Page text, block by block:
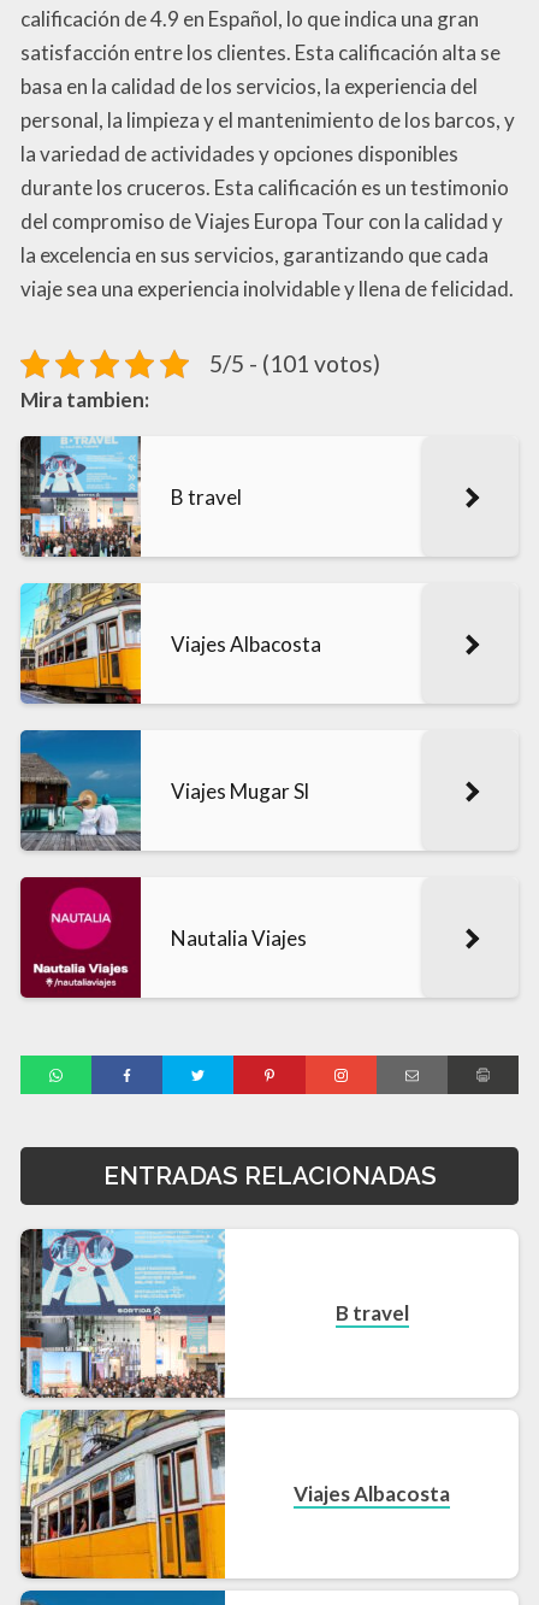
calificación de 4.9 en Español, lo que indica una gran
satisfacción entre los clientes. Esta calificación alta se
basa en la calidad de los servicios, la experiencia del
personal, la limpieza y el mantenimiento de los barcos, y
la variedad de actividades y opciones disponibles
durante los cruceros. Esta calificación es un testimonio
del compromiso de Viajes Europa Tour con la calidad y
la excelencia en sus servicios, garantizando que cada
viaje sea una experiencia inolvidable y llena de felicidad.
5/5 - (101 votos)
Mira tambien:
B travel
Viajes Albacosta
Viajes Mugar Sl
Nautalia Viajes
ENTRADAS RELACIONADAS
B travel
Viajes Albacosta